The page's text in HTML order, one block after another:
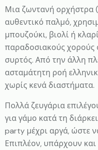
Μια ζωντανή ορχήστρα
αυθεντικό παλμό,
μπουζούκι, βιολί ή
παραδοσιακούς χορούς
συρτός. Από την άλλη
ασταμάτητη ροή
χωρίς κενά διαστήματα.
Πολλά ζευγάρια
για γάμο κατά τη
party μέχρι αργά, ώστε
Επιπλέον, υπάρχουν